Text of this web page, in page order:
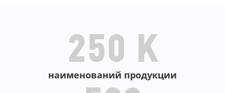
250 K
наименований продукции